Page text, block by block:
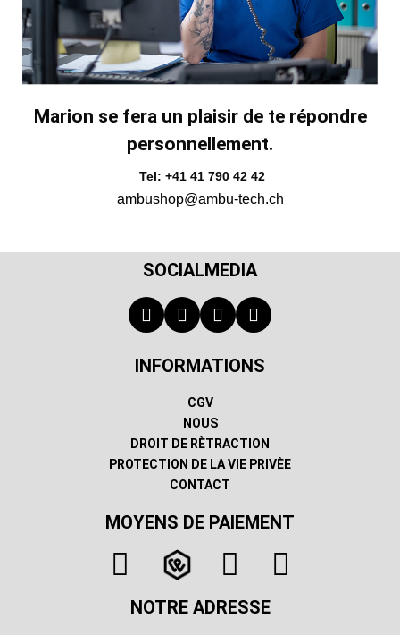
Marion se fera un plaisir de te répondre
personnellement.
Tel: +41 41 790 42 42
ambushop@ambu-tech.ch
SOCIALMEDIA
INFORMATIONS
CGV
NOUS
DROIT DE RÈTRACTION
PROTECTION DE LA VIE PRIVÈE
CONTACT
MOYENS DE PAIEMENT
NOTRE ADRESSE